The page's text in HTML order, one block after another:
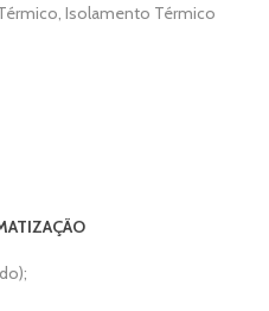
Isolamento Térmico